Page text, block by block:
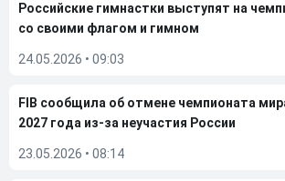
Российские гимнастки выступят на
со своими флагом и гимном
24.05.2026 • 09:03
FIB сообщила об отмене чемпионата
2027 года из-за неучастия России
23.05.2026 • 08:14